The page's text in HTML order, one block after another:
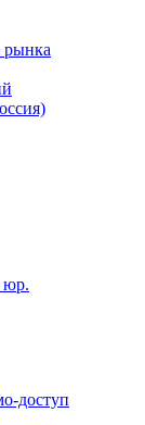
юр.
доступ